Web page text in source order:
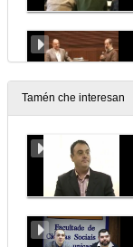
Tamén che interesan